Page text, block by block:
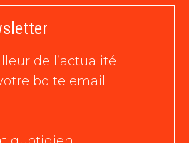
de l’actualité
boite email